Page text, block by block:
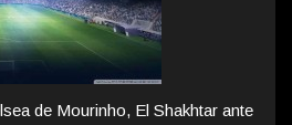
de Mourinho, El Shakhtar ante